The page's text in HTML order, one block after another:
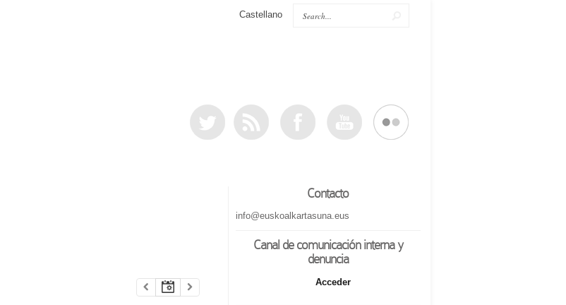
Castellano
Contacto
info@euskoalkartasuna.eus
Canal de comunicación interna y
denuncia
Acceder